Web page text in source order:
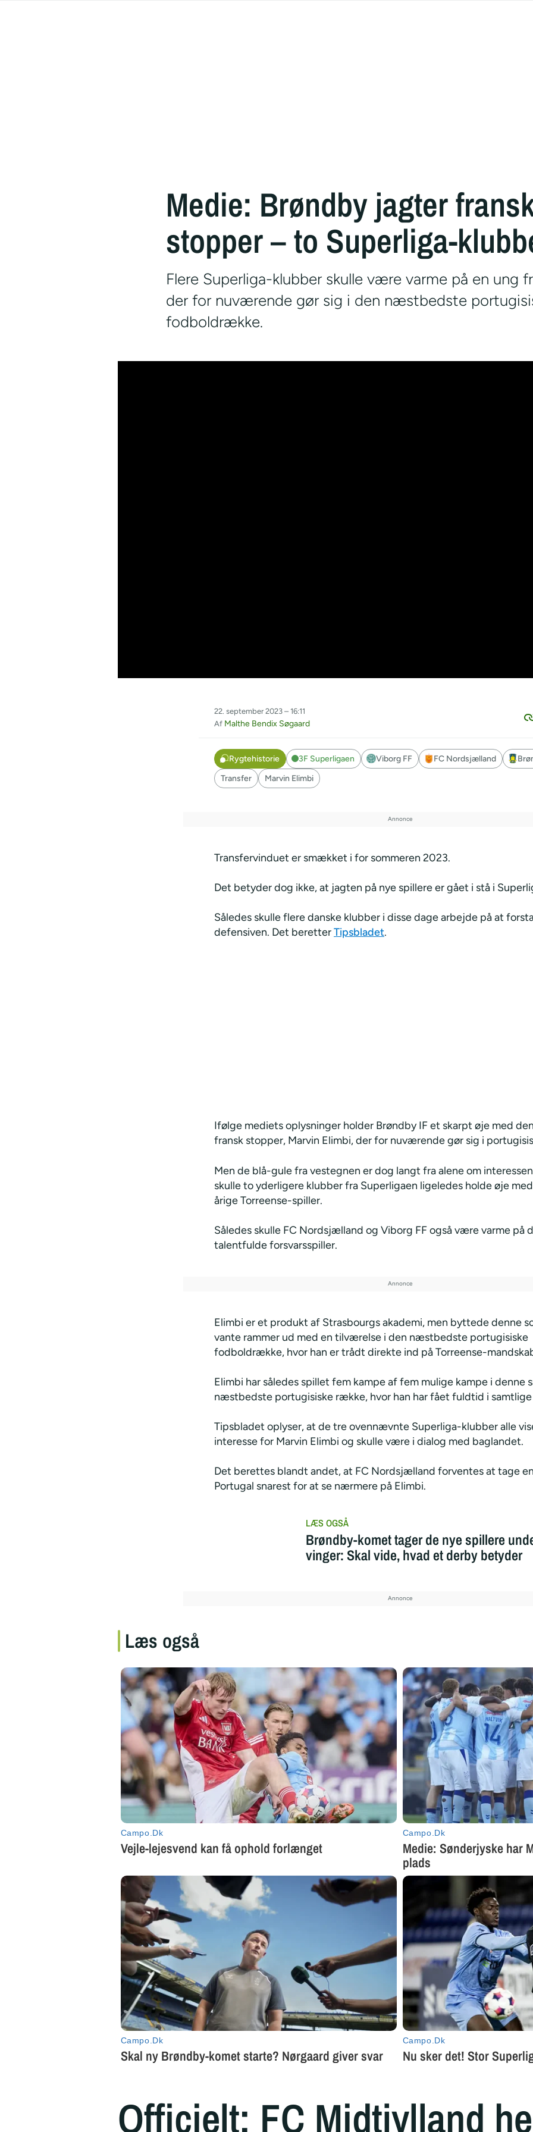
Medie: Brøndby jagter
stopper – to Superliga-
Flere Superliga-klubber skulle være varme på en ung
der for nuværende gør sig i den næstbedste
fodboldrække.
22. september 2023 – 16:11
Af Malthe Bendix Søgaard
Rygtehistorie 3F Superligaen Viborg FF FC Nordsjælland
Transfer
Marvin Elimbi
Transfervinduet er smækket i for sommeren 2023.
Det betyder dog ikke, at jagten på nye spillere er gået i stå i
Således skulle flere danske klubber i disse dage arbejde på at
defensiven. Det beretterTipsbladet.
Ifølge mediets oplysninger holder Brøndby IF et skarpt øje med
fransk stopper, Marvin Elimbi, der for nuværende gør sig i
Men de blå-gule fra vestegnen er dog langt fra alene om
skulle to yderligere klubber fra Superligaen ligeledes holde øje
årige Torreense-spiller.
Således skulle FC Nordsjælland og Viborg FF også være varme på
talentfulde forsvarsspiller.
Elimbi er et produkt af Strasbourgs akademi, men byttede denne
vante rammer ud med en tilværelse i den næstbedste portugisiske
fodboldrække, hvor han er trådt direkte ind på Torreense-
Elimbi har således spillet fem kampe af fem mulige kampe i denne
næstbedste portugisiske række, hvor han har fået fuldtid i
Tipsbladet oplyser, at de tre ovennævnte Superliga-klubber alle
interesse for Marvin Elimbi og skulle være i dialog med baglandet.
Det berettes blandt andet, at FC Nordsjælland forventes at tage
Portugal snarest for at se nærmere på Elimbi.
Brøndby-komet tager de nye spillere
vinger: Skal vide, hvad et derby betyder
Officielt: FC Midtjylland